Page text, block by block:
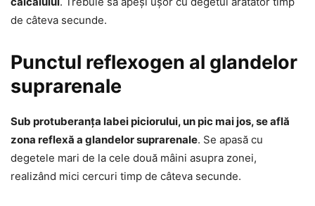
de câteva secunde.
Punctul reflexogen al glandelor
suprarenale
Sub protuberanța labei piciorului, un pic mai jos, se află
zona reflexă a glandelor suprarenale. Se apasă cu
degetele mari de la cele două mâini asupra zonei,
realizând mici cercuri timp de câteva secunde.